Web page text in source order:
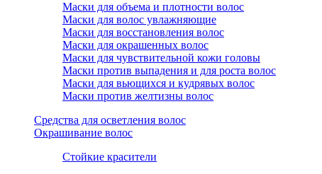
Маски для объема и плотности волос
Маски для волос увлажняющие
Маски для восстановления волос
Маски для окрашенных волос
Маски для чувствительной кожи головы
Маски против выпадения и для роста волос
Маски для вьющихся и кудрявых волос
Маски против желтизны волос
Средства для осветления волос
Окрашивание волос
Стойкие красители